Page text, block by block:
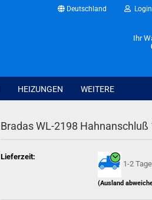
Deutschland Login
Ihr
HEIZUNGEN WEITERE
Bradas WL-2198 Hahnanschluß
Lieferzeit:
1-2 Tage
(Ausland